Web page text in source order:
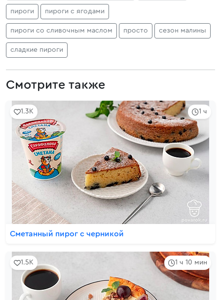
пироги пироги с ягодами
пироги со сливочным маслом просто сезон малины
сладкие пироги
Смотрите также
1 ч
1.3K
Сметанный пирог с черникой
1 ч 10 мин
1.5K